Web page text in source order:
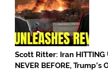
Scott Ritter: Iran HITTING
NEVER BEFORE,